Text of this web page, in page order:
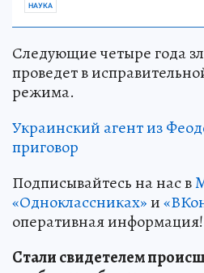
НАУКА
Следующие четыре года
проведет в
режима.
Украинский агент из
приговор
Подписывайтесь на нас в
«Одноклассниках»и
оперативная информация!
Стали свидетелем